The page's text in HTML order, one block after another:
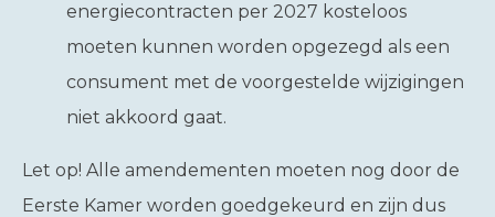
energiecontracten per 2027 kosteloos
moeten kunnen worden opgezegd als een
consument met de voorgestelde wijzigingen
niet akkoord gaat.
Let op! Alle amendementen moeten nog door de
Eerste Kamer worden goedgekeurd en zijn dus